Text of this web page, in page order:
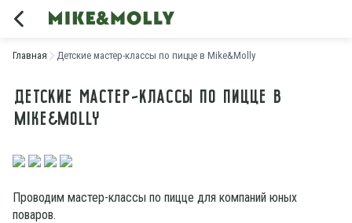
Главная Детские мастер-классы по пицце в Mike&Molly
Детские мастер-классы по пицце в
Mike&Molly
Проводим мастер-классы по пицце для компаний юных
поваров.